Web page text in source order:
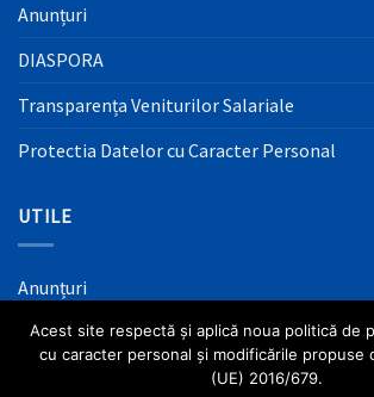
Anunțuri
DIASPORA
Transparența Veniturilor Salariale
Protectia Datelor cu Caracter Personal
UTILE
Anunțuri
Mass Media
Acest site respectă și aplică noua politică de
cu caracter personal și modificările propuse
(UE) 2016/679.